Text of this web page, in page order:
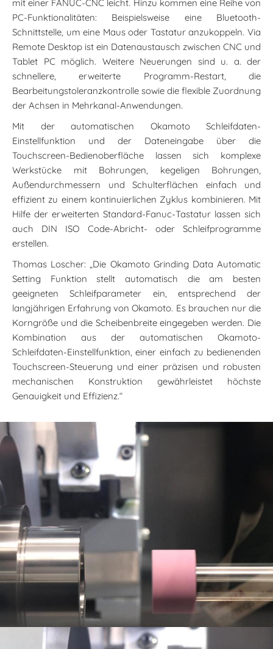
mit einer FANUC-CNC leicht. Hinzu kommen eine Reihe von
PC-Funktionalitäten: Beispielsweise eine Bluetooth-
Schnittstelle, um eine Maus oder Tastatur anzukoppeln. Via
Remote Desktop ist ein Datenaustausch zwischen CNC und
Tablet PC möglich. Weitere Neuerungen sind u. a. der
schnellere, erweiterte Programm-Restart, die
Bearbeitungstoleranzkontrolle sowie die flexible Zuordnung
der Achsen in Mehrkanal-Anwendungen.
Mit der automatischen Okamoto Schleifdaten-
Einstellfunktion und der Dateneingabe über die
Touchscreen-Bedienoberfläche lassen sich komplexe
Werkstücke mit Bohrungen, kegeligen Bohrungen,
Außendurchmessern und Schulterflächen einfach und
effizient zu einem kontinuierlichen Zyklus kombinieren. Mit
Hilfe der erweiterten Standard-Fanuc-Tastatur lassen sich
auch DIN ISO Code-Abricht- oder Schleifprogramme
erstellen.
Thomas Loscher: „Die Okamoto Grinding Data Automatic
Setting Funktion stellt automatisch die am besten
geeigneten Schleifparameter ein, entsprechend der
langjährigen Erfahrung von Okamoto. Es brauchen nur die
Korngröße und die Scheibenbreite eingegeben werden. Die
Kombination aus der automatischen Okamoto-
Schleifdaten-Einstellfunktion, einer einfach zu bedienenden
Touchscreen-Steuerung und einer präzisen und robusten
mechanischen Konstruktion gewährleistet höchste
Genauigkeit und Effizienz.“